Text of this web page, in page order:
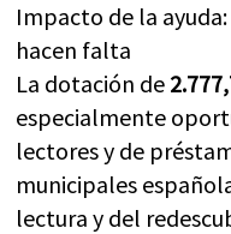
Impacto de la
hacen falta
La dotación de
especialmente
lectores y de
municipales
lectura y del